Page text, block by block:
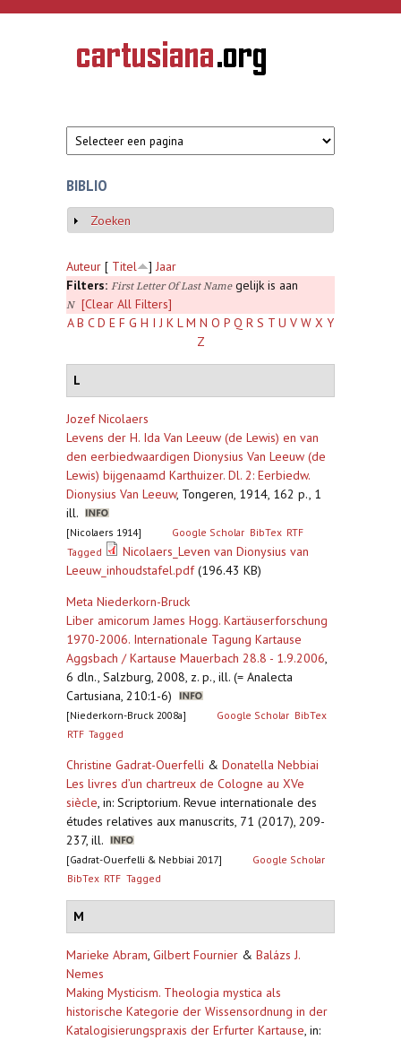
Overslaan en naar de inhoud gaan
CARTUSIANA
Geschiedenis
van de
BIBLIO
Weergeven
Zoeken
Auteur [ Titel ] Jaar
Filters: First Letter Of Last Namegelijk is aan
N
[Clear All Filters]
A B C D E F G H I J K L M N O P Q R S T U V W X Y
Z
L
Jozef Nicolaers
Levens der H. Ida Van Leeuw (de Lewis) en van
den eerbiedwaardigen Dionysius Van Leeuw (de
Lewis) bijgenaamd Karthuizer. Dl. 2: Eerbiedw.
Dionysius Van Leeuw, Tongeren, 1914, 162 p., 1
ill.
[Nicolaers 1914] Google Scholar BibTex RTF
Tagged
Nicolaers_Leven van Dionysius van
Leeuw_inhoudstafel.pdf(196.43 KB)
Meta Niederkorn-Bruck
Liber amicorum James Hogg. Kartäuserforschung
1970-2006. Internationale Tagung Kartause
Aggsbach / Kartause Mauerbach 28.8 - 1.9.2006,
6 dln., Salzburg, 2008, z. p., ill. (= Analecta
Cartusiana, 210:1-6)
[Niederkorn-Bruck 2008a] Google Scholar BibTex
RTF Tagged
Christine Gadrat-Ouerfelli & Donatella Nebbiai
Les livres d’un chartreux de Cologne au XVe
siècle, in: Scriptorium. Revue internationale des
études relatives aux manuscrits, 71 (2017), 209-
237, ill.
[Gadrat-Ouerfelli & Nebbiai 2017]
Google Scholar
BibTex RTF Tagged
M
Marieke Abram, Gilbert Fournier & Balázs J.
Nemes
Making Mysticism. Theologia mystica als
historische Kategorie der Wissensordnung in der
Katalogisierungspraxis der Erfurter Kartause, in: